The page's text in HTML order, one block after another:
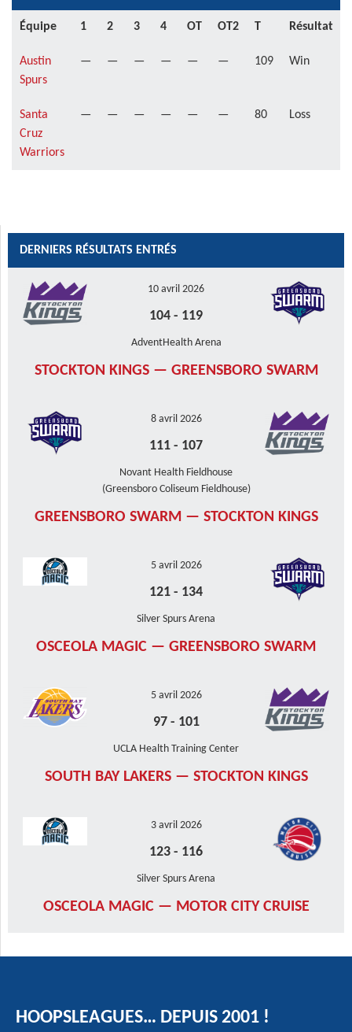
Équipe 1 2 3 4 OT OT2 T Résultat
Austin
Spurs
— — — — — — 109 Win
Santa
Cruz
Warriors
— — — — — — 80 Loss
DERNIERS RÉSULTATS ENTRÉS
10 avril 2026
104 - 119
AdventHealth Arena
STOCKTON KINGS — GREENSBORO SWARM
8 avril 2026
111 - 107
Novant Health Fieldhouse
(Greensboro Coliseum Fieldhouse)
GREENSBORO SWARM — STOCKTON KINGS
5 avril 2026
121 - 134
Silver Spurs Arena
OSCEOLA MAGIC — GREENSBORO SWARM
5 avril 2026
97- 101
UCLA Health Training Center
SOUTH BAY LAKERS — STOCKTON KINGS
3 avril 2026
123 - 116
Silver Spurs Arena
OSCEOLA MAGIC — MOTOR CITY CRUISE
HOOPSLEAGUES… DEPUIS 2001 !